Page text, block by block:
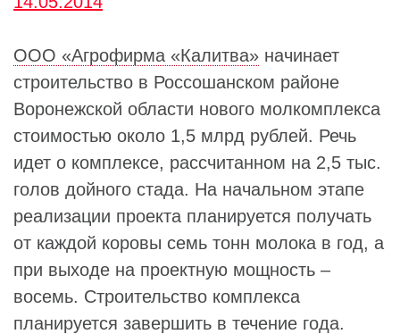
ООО «Агрофирма «Калитва» начинает
строительство в Россошанском районе
Воронежской области нового молкомплекса
стоимостью около 1,5 млрд рублей. Речь
идет о комплексе, рассчитанном на 2,5 тыс.
голов дойного стада. На начальном этапе
реализации проекта планируется получать
от каждой коровы семь тонн молока в год, а
при выходе на проектную мощность –
восемь. Строительство комплекса
планируется завершить в течение года.